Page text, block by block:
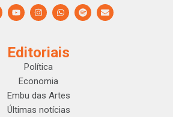
Editoriais
Política
Economia
Embu das Artes
Últimas notícias